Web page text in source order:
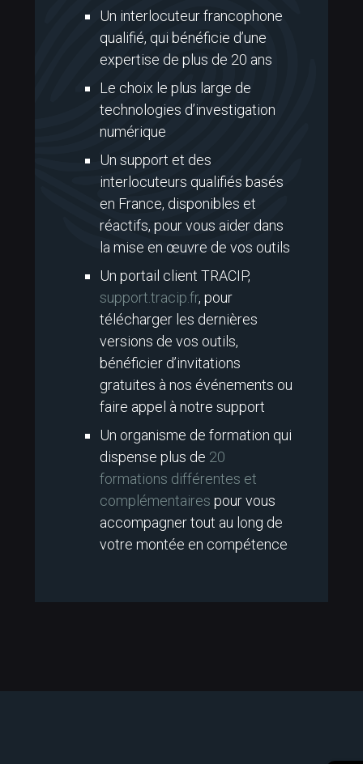
Un interlocuteur francophone
qualifié, qui bénéficie d’une
expertise de plus de 20 ans
Le choix le plus large de
technologies d’investigation
numérique
Un support et des
interlocuteurs qualifiés basés
en France, disponibles et
réactifs, pour vous aider dans
la mise en œuvre de vos outils
Un portail client TRACIP,
support.tracip.fr, pour
télécharger les dernières
versions de vos outils,
bénéficier d’invitations
gratuites à nos événements ou
faire appel à notre support
Un organisme de formation qui
dispense plus de 20
formations différentes et
complémentaires pour vous
accompagner tout au long de
votre montée en compétence